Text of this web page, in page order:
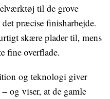
til de grove
præcise finisharbejde.
skære plader til, mens
fine overflade.
og teknologi giver
og viser, at de gamle